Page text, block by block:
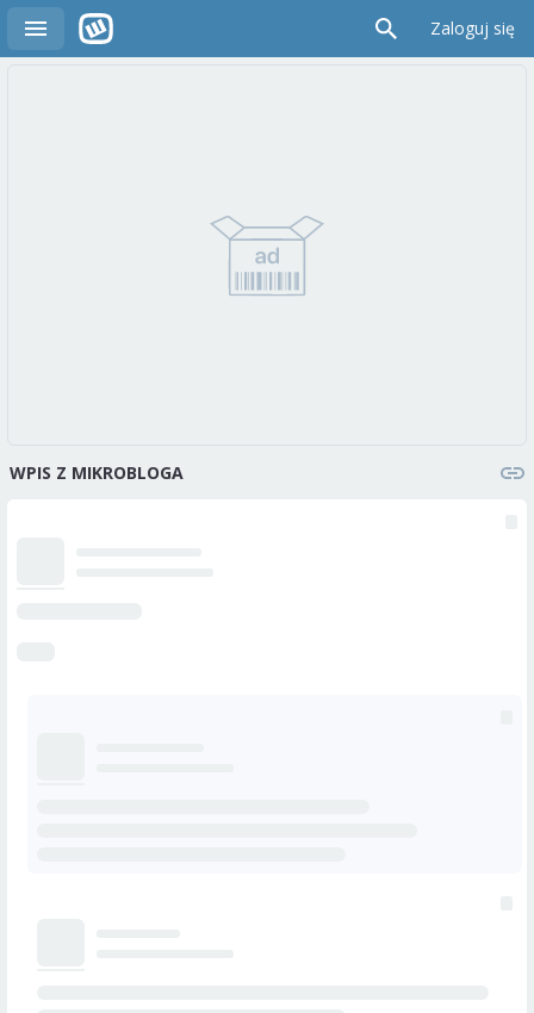
Zaloguj się
WPIS Z MIKROBLOGA